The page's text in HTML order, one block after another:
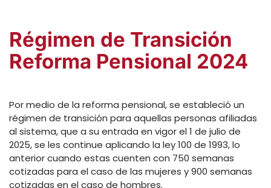
Régimen de Transición
Reforma Pensional 2024
Por medio de la reforma pensional, se estableció un
régimen de transición para aquellas personas afiliadas
al sistema, que a su entrada en vigor el 1 de julio de
2025, se les continue aplicando la ley 100 de 1993, lo
anterior cuando estas cuenten con 750 semanas
cotizadas para el caso de las mujeres y 900 semanas
cotizadas en el caso de hombres.